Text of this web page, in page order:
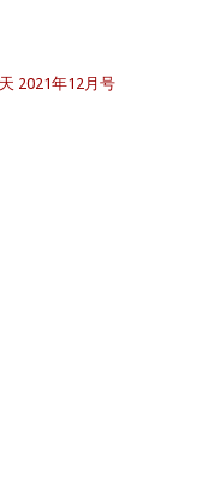
2021年12月号